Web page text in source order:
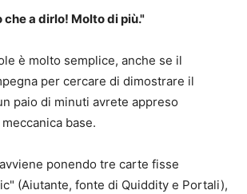
a dirlo! Molto di più."
è molto semplice, anche se il
per cercare di dimostrare il
paio di minuti avrete appreso
base.
ponendo tre carte fisse
(Aiutante, fonte di Quiddity e Portali),